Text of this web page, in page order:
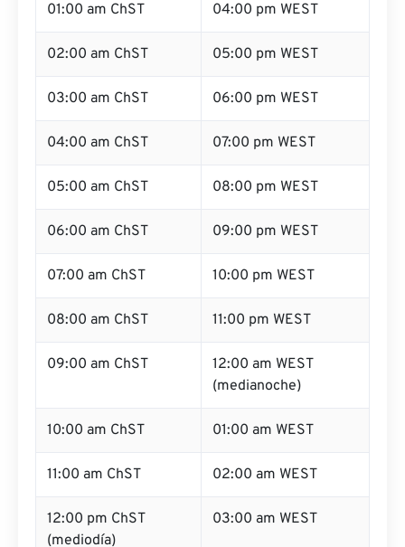
01:00 am ChST 04:00 pm WEST
02:00 am ChST 05:00 pm WEST
03:00 am ChST 06:00 pm WEST
04:00 am ChST 07:00 pm WEST
05:00 am ChST 08:00 pm WEST
06:00 am ChST 09:00 pm WEST
07:00 am ChST 10:00 pm WEST
08:00 am ChST 11:00 pm WEST
09:00 am ChST
12:00 am WEST
(medianoche)
10:00 am ChST 01:00 am WEST
11:00 am ChST 02:00 am WEST
12:00 pm ChST
(mediodía)
03:00 am WEST